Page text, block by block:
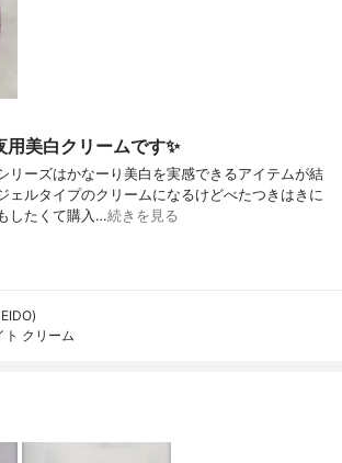
用美白クリームです✨
リーズはかなーり美白を実感できるアイテムが結
ェルタイプのクリームになるけどべたつきはきに
したくて購入…続きを見る
ト クリーム